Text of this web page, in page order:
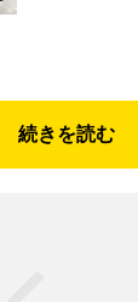
続きを読む